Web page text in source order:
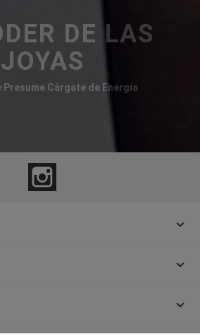
DE LAS
JOYAS
Presume Cárgate de Energía


